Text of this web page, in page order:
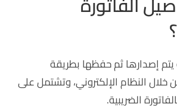
يتم إصدارها ثم حفظها بطريقة
خلال النظام الإلكتروني، وتشتمل على
الضريبية.